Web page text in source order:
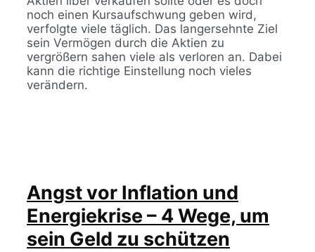
noch einen Kursaufschwung geben wird,
verfolgte viele täglich. Das langersehnte Ziel
sein Vermögen durch die Aktien zu
vergrößern sahen viele als verloren an. Dabei
kann die richtige Einstellung noch vieles
verändern.
Angst vor Inflation und
Energiekrise – 4 Wege, um
sein Geld zu schützen